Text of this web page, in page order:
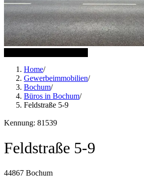
Home/
Gewerbeimmobilien/
Bochum/
Büros in Bochum/
Feldstraße 5-9
Kennung: 81539
Feldstraße 5-9
44867 Bochum